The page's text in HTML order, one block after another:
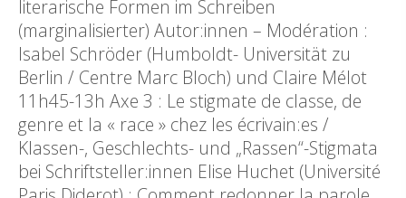
literarische Formen im Schreiben
(marginalisierter) Autor:innen – Modération :
Isabel Schröder (Humboldt- Universität zu
Berlin / Centre Marc Bloch) und Claire Mélot
11h45-13h Axe 3 : Le stigmate de classe, de
genre et la « race » chez les écrivain:es /
Klassen-, Geschlechts- und „Rassen“-Stigmata
bei Schriftsteller:innen Elise Huchet (Université